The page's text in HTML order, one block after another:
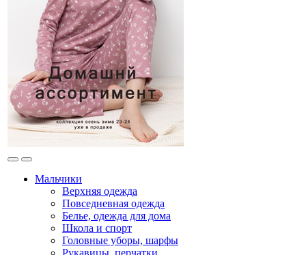
Мальчики
Верхняя одежда
Повседневная одежда
Белье, одежда для дома
Школа и спорт
Головные уборы, шарфы
Рукавицы, перчатки